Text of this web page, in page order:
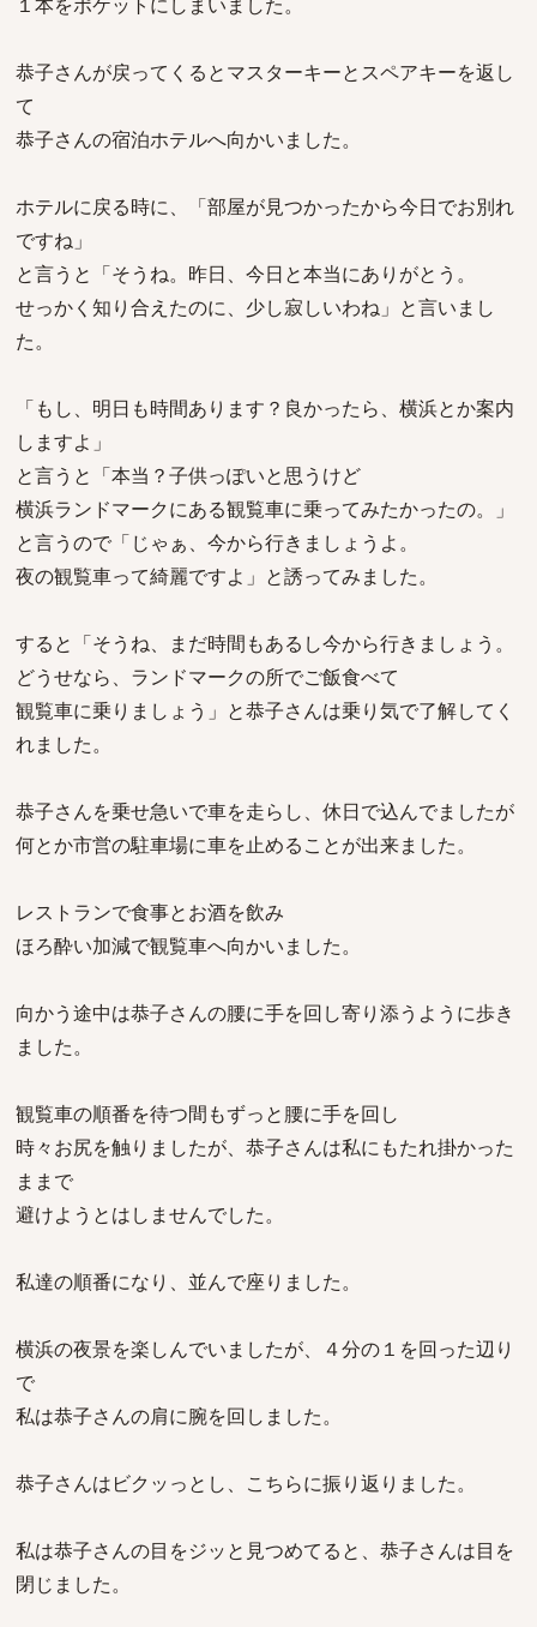
恭子さんが戻ってくるとマスターキーとスペアキーを返し
て
恭子さんの宿泊ホテルへ向かいました。
ホテルに戻る時に、「部屋が見つかったから今日でお別れ
ですね」
と言うと「そうね。昨日、今日と本当にありがとう。
せっかく知り合えたのに、少し寂しいわね」と言いまし
た。
「もし、明日も時間あります？良かったら、横浜とか案内
しますよ」
と言うと「本当？子供っぽいと思うけど
横浜ランドマークにある観覧車に乗ってみたかったの。」
と言うので「じゃぁ、今から行きましょうよ。
夜の観覧車って綺麗ですよ」と誘ってみました。
すると「そうね、まだ時間もあるし今から行きましょう。
どうせなら、ランドマークの所でご飯食べて
観覧車に乗りましょう」と恭子さんは乗り気で了解してく
れました。
恭子さんを乗せ急いで車を走らし、休日で込んでましたが
何とか市営の駐車場に車を止めることが出来ました。
レストランで食事とお酒を飲み
ほろ酔い加減で観覧車へ向かいました。
向かう途中は恭子さんの腰に手を回し寄り添うように歩き
ました。
観覧車の順番を待つ間もずっと腰に手を回し
時々お尻を触りましたが、恭子さんは私にもたれ掛かった
ままで
避けようとはしませんでした。
私達の順番になり、並んで座りました。
横浜の夜景を楽しんでいましたが、４分の１を回った辺り
で
私は恭子さんの肩に腕を回しました。
恭子さんはビクッっとし、こちらに振り返りました。
私は恭子さんの目をジッと見つめてると、恭子さんは目を
閉じました。